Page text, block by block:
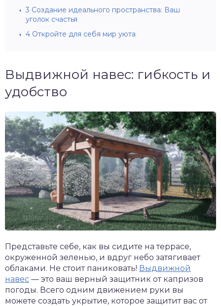
3 Создание идеального пространства: Ваш
уголок счастья
4 Откройте для себя мир уюта
Выдвижной навес: гибкость и
удобство
Представьте себе, как вы сидите на террасе,
окруженной зеленью, и вдруг небо затягивает
облаками. Не стоит паниковать! Выдвижной
навес — это ваш верный защитник от капризов
погоды. Всего одним движением руки вы
можете создать укрытие, которое защитит вас от